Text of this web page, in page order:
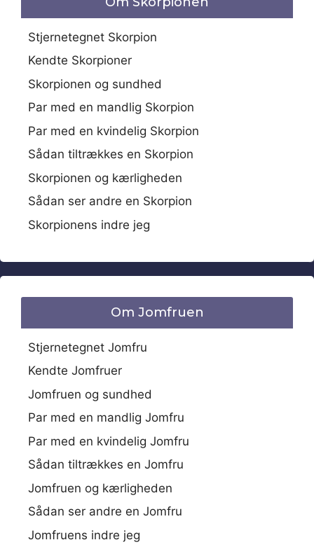
Stjernetegnet Skorpion
Kendte Skorpioner
Skorpionen og sundhed
Par med en mandlig Skorpion
Par med en kvindelig Skorpion
Sådan tiltrækkes en Skorpion
Skorpionen og kærligheden
Sådan ser andre en Skorpion
Skorpionens indre jeg
Om Jomfruen
Stjernetegnet Jomfru
Kendte Jomfruer
Jomfruen og sundhed
Par med en mandlig Jomfru
Par med en kvindelig Jomfru
Sådan tiltrækkes en Jomfru
Jomfruen og kærligheden
Sådan ser andre en Jomfru
Jomfruens indre jeg